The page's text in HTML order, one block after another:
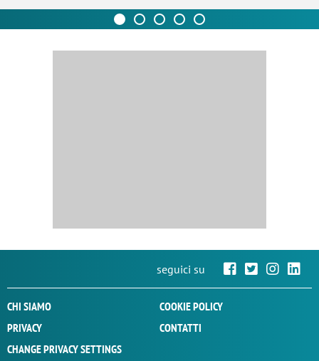
seguici su
CHI SIAMO
COOKIE POLICY
PRIVACY
CONTATTI
CHANGE PRIVACY SETTINGS